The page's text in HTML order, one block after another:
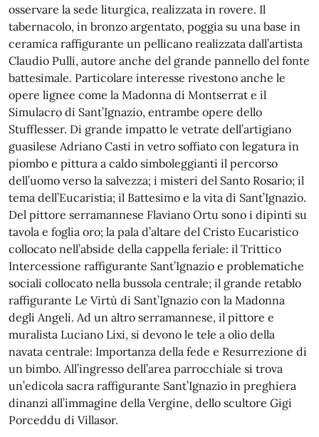
osservare la sede liturgica, realizzata in rovere. Il
tabernacolo, in bronzo argentato, poggia su una base in
ceramica raffigurante un pellicano realizzata dall’artista
Claudio Pulli, autore anche del grande pannello del fonte
battesimale. Particolare interesse rivestono anche le
opere lignee come la Madonna di Montserrat e il
Simulacro di Sant’Ignazio, entrambe opere dello
Stufflesser. Di grande impatto le vetrate dell’artigiano
guasilese Adriano Casti in vetro soffiato con legatura in
piombo e pittura a caldo simboleggianti il percorso
dell’uomo verso la salvezza; i misteri del Santo Rosario; il
tema dell’Eucaristia; il Battesimo e la vita di Sant’Ignazio.
Del pittore serramannese Flaviano Ortu sono i dipinti su
tavola e foglia oro; la pala d’altare del Cristo Eucaristico
collocato nell’abside della cappella feriale: il Trittico
Intercessione raffigurante Sant’Ignazio e problematiche
sociali collocato nella bussola centrale; il grande retablo
raffigurante Le Virtù di Sant’Ignazio con la Madonna
degli Angeli. Ad un altro serramannese, il pittore e
muralista Luciano Lixi, si devono le tele a olio della
navata centrale: Importanza della fede e Resurrezione di
un bimbo. All’ingresso dell’area parrocchiale si trova
un’edicola sacra raffigurante Sant’Ignazio in preghiera
dinanzi all’immagine della Vergine, dello scultore Gigi
Porceddu di Villasor.